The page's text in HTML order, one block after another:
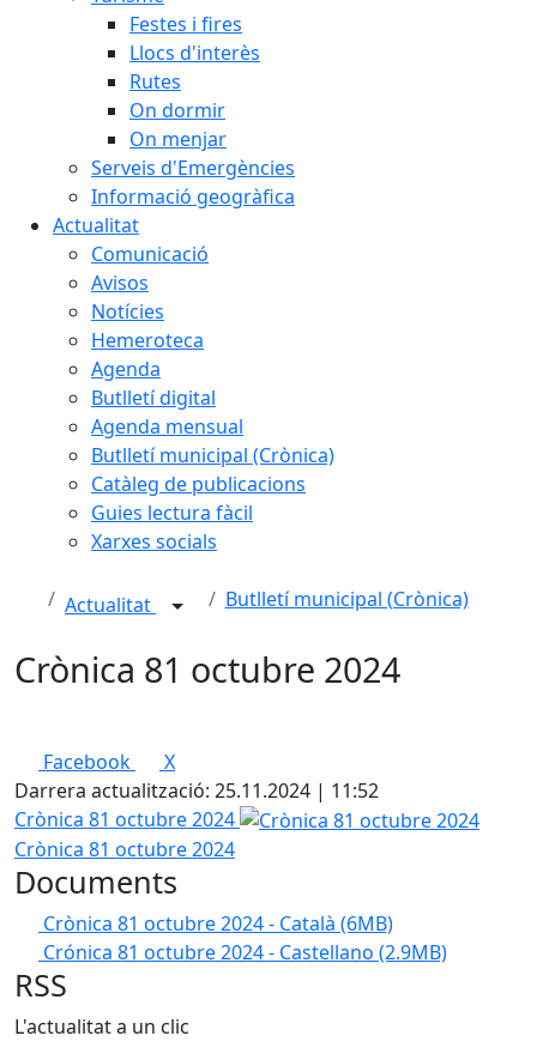
Festes i fires
Llocs d'interès
Rutes
On dormir
On menjar
Serveis d'Emergències
Informació geogràfica
Actualitat
Comunicació
Avisos
Notícies
Hemeroteca
Agenda
Butlletí digital
Agenda mensual
Butlletí municipal (Crònica)
Catàleg de publicacions
Guies lectura fàcil
Xarxes socials
Actualitat Butlletí municipal (Crònica)
Crònica 81 octubre 2024
Facebook
X
Darrera actualització: 25.11.2024 | 11:52
Crònica 81 octubre 2024
Crònica 81 octubre 2024
Documents
Crònica 81 octubre 2024 - Català (6MB)
Crónica 81 octubre 2024 - Castellano (2.9MB)
RSS
L'actualitat a un clic